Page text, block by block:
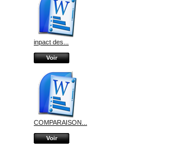
inpact des...
Voir
COMPARAISON...
Voir